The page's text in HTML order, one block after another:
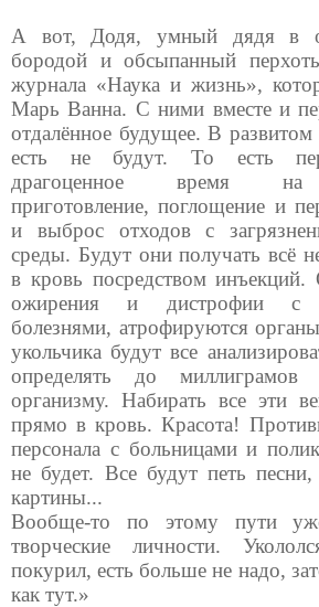
А вот, Додя, умный дядя в
бородой и обсыпанный
журнала «Наука и жизнь»,
Марь Ванна. С ними вместе и
отдалённое будущее. В
есть не будут. То есть
драгоценное время на
приготовление, поглощение и
и выброс отходов с
среды. Будут они получать всё
в кровь посредством инъекций.
ожирения и дистрофии с
болезнями, атрофируются
укольчика будут все
определять до
организму. Набирать все эти
прямо в кровь. Красота!
персонала с больницами и
не будет. Все будут петь песни,
картины...
Вообще-то по этому пути
творческие личности.
покурил, есть больше не надо,
как тут.»